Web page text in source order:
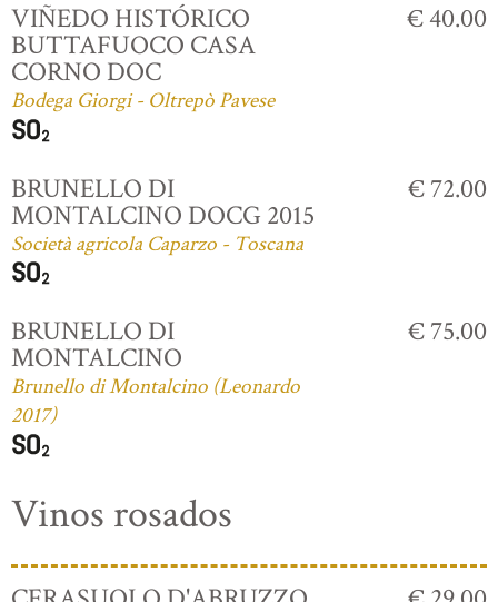
VIÑEDO HISTÓRICO
BUTTAFUOCO CASA
CORNO DOC
Bodega Giorgi - Oltrepò Pavese
€ 40.00
BRUNELLO DI
MONTALCINO DOCG 2015
Società agricola Caparzo - Toscana
€ 72.00
BRUNELLO DI
MONTALCINO
Brunello di Montalcino (Leonardo
2017)
€ 75.00
Vinos rosados